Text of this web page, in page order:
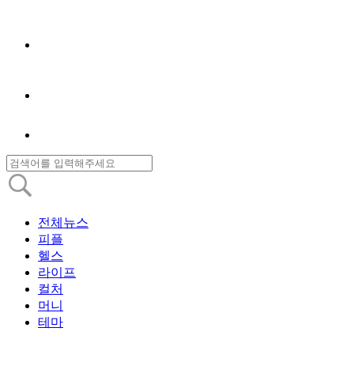
전체뉴스
피플
헬스
라이프
컬처
머니
테마